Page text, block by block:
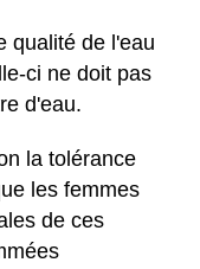
qualité de l'eau
ci ne doit pas
d'eau.
la tolérance
les femmes
de ces